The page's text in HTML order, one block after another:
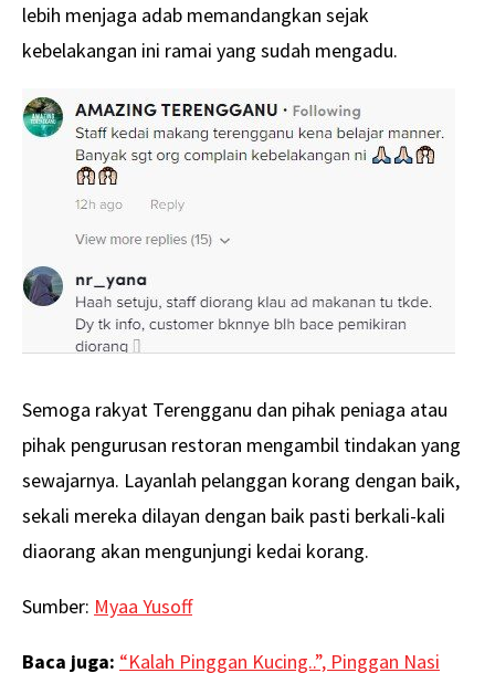
lebih menjaga adab memandangkan sejak
kebelakangan ini ramai yang sudah mengadu.
Semoga rakyat Terengganu dan pihak peniaga atau
pihak pengurusan restoran mengambil tindakan yang
sewajarnya. Layanlah pelanggan korang dengan baik,
sekali mereka dilayan dengan baik pasti berkali-kali
diaorang akan mengunjungi kedai korang.
Sumber: Myaa Yusoff
Baca juga: “Kalah Pinggan Kucing..”, Pinggan Nasi